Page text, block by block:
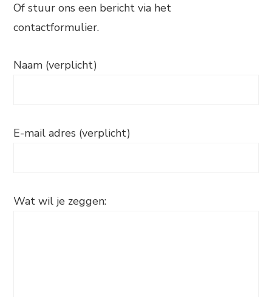
Of stuur ons een bericht via het
contactformulier.
Naam (verplicht)
E-mail adres (verplicht)
Wat wil je zeggen: